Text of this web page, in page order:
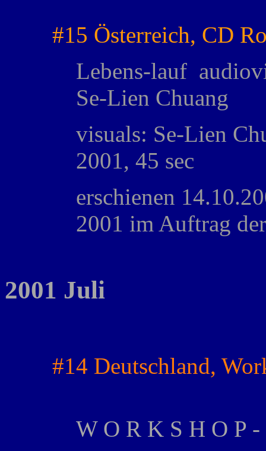
#15 Österreich, CD
Lebens-lauf
Se-Lien Chuang
visuals: Se-Lien
2001, 45 sec
erschienen
2001 im Auftrag
2001 Juli
#14 Deutschland,
W O R K S H O P